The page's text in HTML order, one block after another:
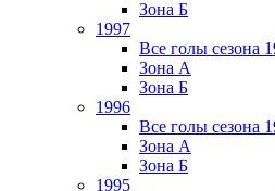
Зона Б
1997
Все голы сезона
Зона А
Зона Б
1996
Все голы сезона
Зона А
Зона Б
1995